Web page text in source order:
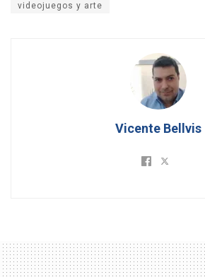
videojuegos y arte
Vicente Bellvis